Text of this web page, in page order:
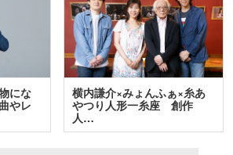
にな
やレ
横内謙介×みょんふぁ×糸あ
やつり人形一糸座 創作
人…